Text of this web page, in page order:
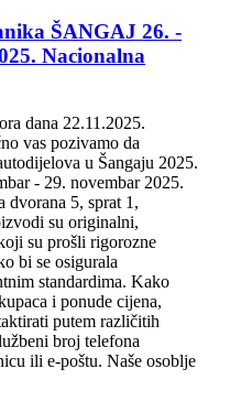
ŠANGAJ 26. -
Nacionalna
dana 22.11.2025.
vas pozivamo da
u Šangaju 2025.
- 29. novembar 2025.
dvorana 5, sprat 1,
su originalni,
su prošli rigorozne
bi se osigurala
standardima. Kako
i ponude cijena,
putem različitih
broj telefona
ili e-poštu. Naše osoblje